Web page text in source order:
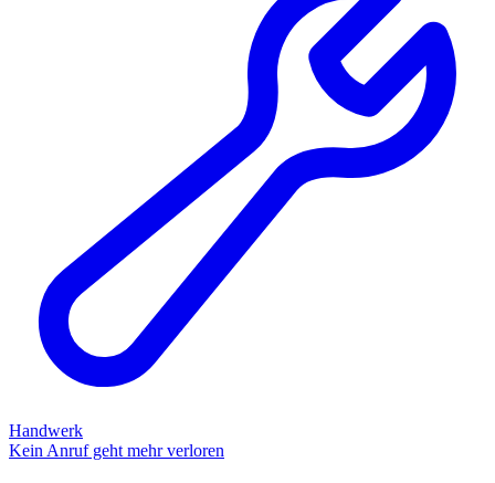
Handwerk
Kein Anruf geht mehr verloren